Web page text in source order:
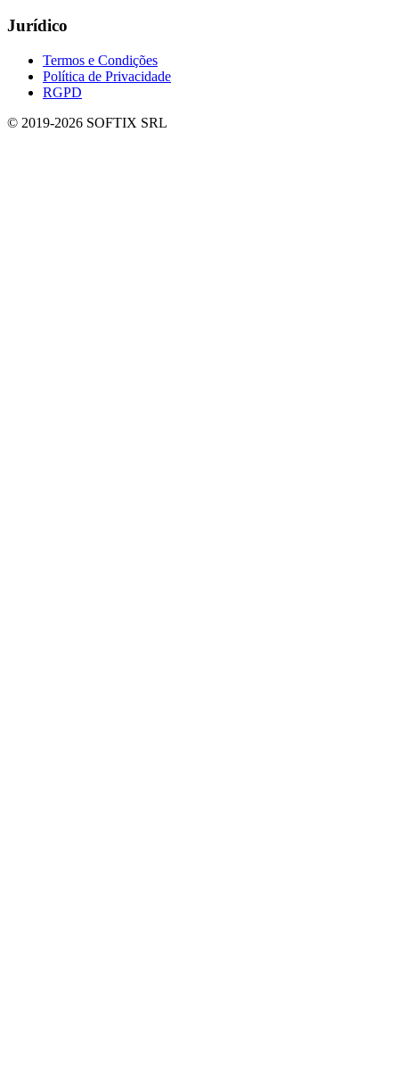
Jurídico
Termos e Condições
Política de Privacidade
RGPD
© 2019-2026 SOFTIX SRL